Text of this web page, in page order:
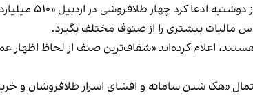
دوشنبه ادعا کردچهار طلافروشی در اردبیل «۵۱۰ میلیارد ریال» فرار مالیاتی داشته‌اند.
مالیات بیشتری را از صنوف مختلف بگیرد.
اعلام کرده‌اند «شفاف‌ترین صنف از لحاظ اظهار
«هک شدن سامانه و افشای اسرار طلافروشان و